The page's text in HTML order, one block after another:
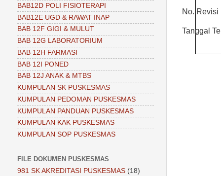
No. Revisi
Tanggal
BAB12D POLI FISIOTERAPI
BAB12E UGD & RAWAT INAP
BAB 12F GIGI & MULUT
BAB 12G LABORATORIUM
BAB 12H FARMASI
BAB 12I PONED
BAB 12J ANAK & MTBS
KUMPULAN SK PUSKESMAS
KUMPULAN PEDOMAN PUSKESMAS
KUMPULAN PANDUAN PUSKESMAS
KUMPULAN KAK PUSKESMAS
KUMPULAN SOP PUSKESMAS
FILE DOKUMEN PUSKESMAS
981 SK AKREDITASI PUSKESMAS (18)